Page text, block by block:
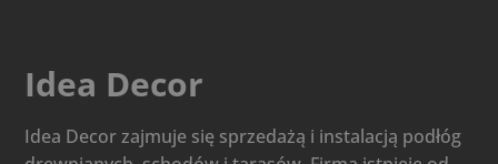
Idea Decor
Idea Decor zajmuje się sprzedażą i instalacją podłóg